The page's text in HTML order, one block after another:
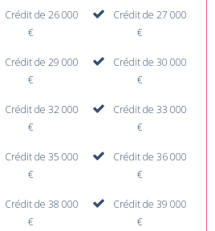
Crédit de 26 000
€
Crédit de 27 000
€
Crédit de 29 000
€
Crédit de 30 000
€
Crédit de 32 000
€
Crédit de 33 000
€
Crédit de 35 000
€
Crédit de 36 000
€
Crédit de 38 000
€
Crédit de 39 000
€